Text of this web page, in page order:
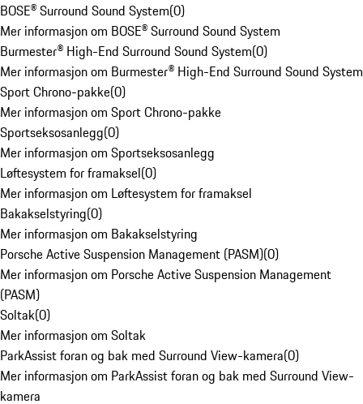
BOSE® Surround Sound System(0)
Mer informasjon om BOSE® Surround Sound System
Burmester® High-End Surround Sound System(0)
Mer informasjon om Burmester® High-End Surround Sound System
Sport Chrono-pakke(0)
Mer informasjon om Sport Chrono-pakke
Sportseksosanlegg(0)
Mer informasjon om Sportseksosanlegg
Løftesystem for framaksel(0)
Mer informasjon om Løftesystem for framaksel
Bakakselstyring(0)
Mer informasjon om Bakakselstyring
Porsche Active Suspension Management (PASM)(0)
Mer informasjon om Porsche Active Suspension Management
(PASM)
Soltak(0)
Mer informasjon om Soltak
ParkAssist foran og bak med Surround View-kamera(0)
Mer informasjon om ParkAssist foran og bak med Surround View-
kamera